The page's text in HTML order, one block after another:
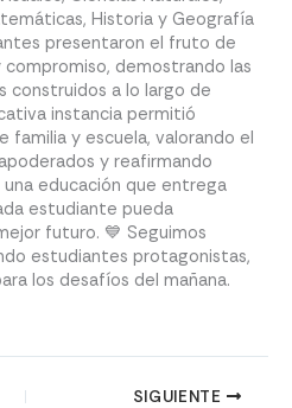
Historia y Geografía
presentaron el fruto de
demostrando las
construidos a lo largo de
instancia permitió
y escuela, valorando el
y reafirmando
educación que entrega
estudiante pueda
futuro. 💙 Seguimos
estudiantes protagonistas,
los desafíos del mañana.
SIGUIENTE